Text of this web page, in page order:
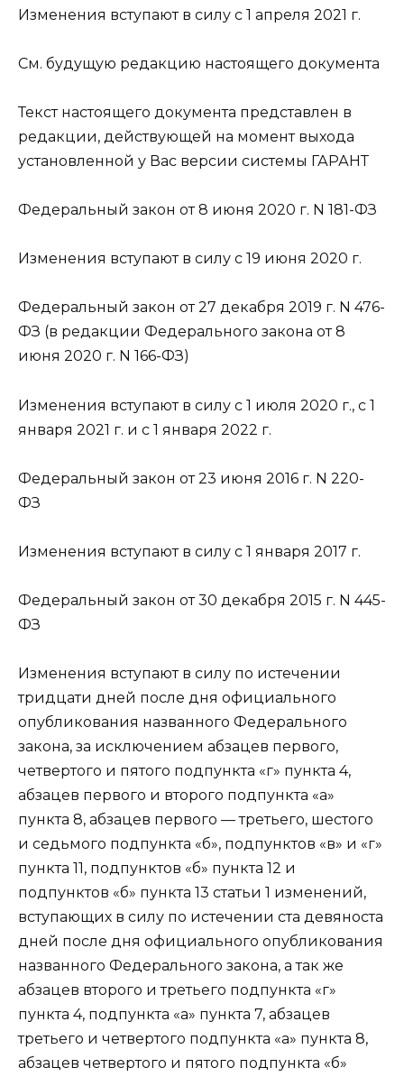
Изменения вступают в силу с 1 апреля 2021 г.
См. будущую редакцию настоящего документа
Текст настоящего документа представлен в
редакции, действующей на момент выхода
установленной у Вас версии системы ГАРАНТ
Федеральный закон от 8 июня 2020 г. N 181-ФЗ
Изменения вступают в силу с 19 июня 2020 г.
Федеральный закон от 27 декабря 2019 г. N 476-
ФЗ (в редакции Федерального закона от 8
июня 2020 г. N 166-ФЗ)
Изменения вступают в силу с 1 июля 2020 г., с 1
января 2021 г. и с 1 января 2022 г.
Федеральный закон от 23 июня 2016 г. N 220-
ФЗ
Изменения вступают в силу с 1 января 2017 г.
Федеральный закон от 30 декабря 2015 г. N 445-
ФЗ
Изменения вступают в силу по истечении
тридцати дней после дня официального
опубликования названного Федерального
закона, за исключением абзацев первого,
четвертого и пятого подпункта «г» пункта 4,
абзацев первого и второго подпункта «а»
пункта 8, абзацев первого — третьего, шестого
и седьмого подпункта «б», подпунктов «в» и «г»
пункта 11, подпунктов «б» пункта 12 и
подпунктов «б» пункта 13 статьи 1 изменений,
вступающих в силу по истечении ста девяноста
дней после дня официального опубликования
названного Федерального закона, а так же
абзацев второго и третьего подпункта «г»
пункта 4, подпункта «а» пункта 7, абзацев
третьего и четвертого подпункта «а» пункта 8,
абзацев четвертого и пятого подпункта «б»